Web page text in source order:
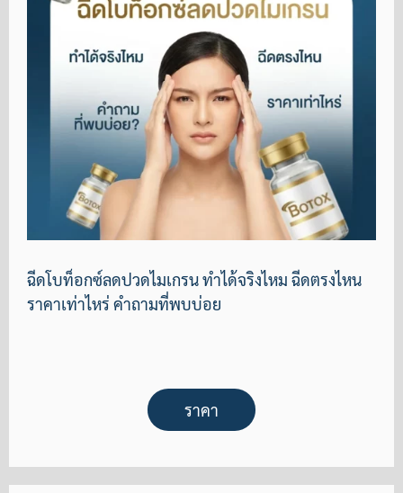
ฉีดโบท็อกซ์ลดปวดไมเกรน ทำได้จริงไหม ฉีดตรงไหน
ราคาเท่าไหร่ คำถามที่พบบ่อย
ราคา